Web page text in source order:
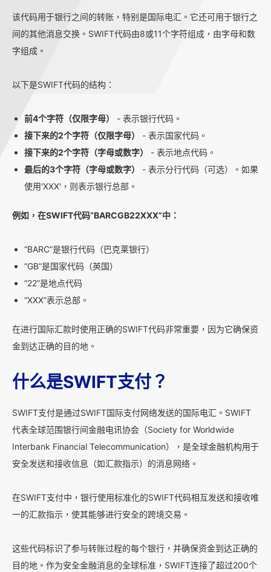
该代码用于银行之间的转账，特别是国际电汇。它还可用于银行之
间的其他消息交换。SWIFT代码由8或11个字符组成，由字母和数
字组成。
以下是SWIFT代码的结构：
前4个字符（仅限字母）
- 表示银行代码。
接下来的2个字符（仅限字母）
- 表示国家代码。
接下来的2个字符（字母或数字）
- 表示地点代码。
最后的3个字符（字母或数字）
- 表示分行代码（可选）。如果
使用'XXX'，则表示银行总部。
例如，在SWIFT代码“BARCGB22XXX”中：
“BARC”是银行代码（巴克莱银行）
“GB”是国家代码（英国）
“22”是地点代码
“XXX”表示总部。
在进行国际汇款时使用正确的SWIFT代码非常重要，因为它确保资
金到达正确的目的地。
什么是SWIFT支付？
SWIFT支付是通过SWIFT国际支付网络发送的国际电汇。SWIFT
代表全球范围银行间金融电讯协会（Society for Worldwide
Interbank Financial Telecommunication），是全球金融机构用于
安全发送和接收信息（如汇款指示）的消息网络。
在SWIFT支付中，银行使用标准化的SWIFT代码相互发送和接收唯
一的汇款指示，使其能够进行安全的跨境交易。
这些代码标识了参与转账过程的每个银行，并确保资金到达正确的
目的地。作为安全金融消息的全球标准，SWIFT连接了超过200个